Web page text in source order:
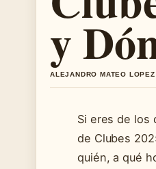
y
ALEJANDRO MATEO
Si eres de los
de Clubes
quién, a qué